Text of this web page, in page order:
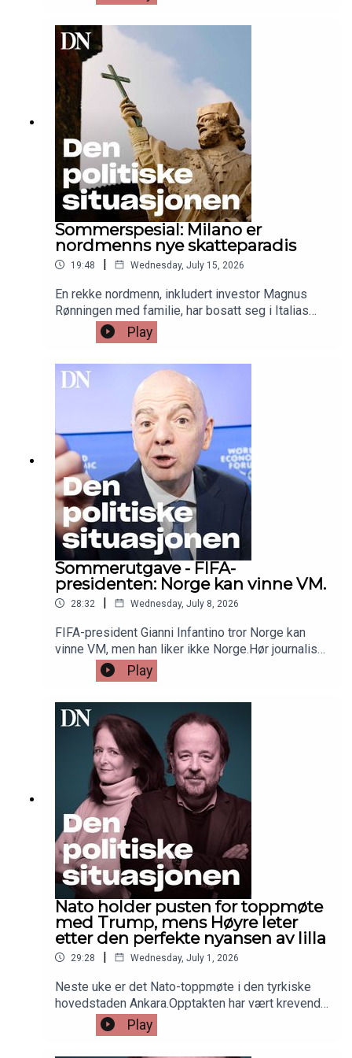
Jordheim Halvorsen fant da han overnattet i byen.
Sommerspesial: Milano er
nordmenns nye skatteparadis
19:48 | Wednesday, July 15, 2026
En rekke nordmenn, inkludert investor Magnus
Rønningen med familie, har bosatt seg i Italias
finanssentrum.– Hvis man ikke vil bo i en
sveitsisk landsby eller kjede seg i hjel i Zürich, er
journalist Regine Stokstad fortelle hvorfor.Følg
med oss videre i sommer for flere historier fra
Dagens Næringsliv.Den politiske situasjonen er
tilbake i uke 32.
Play
Sommerutgave - FIFA-
presidenten: Norge kan vinne VM.
28:32 | Wednesday, July 8, 2026
FIFA-president Gianni Infantino tror Norge kan
vinne VM, men han liker ikke Norge.Hør journalist
Lars Bache Madsen lese sin historie og intervju
med den mektige fotballpresidenten.Følg med
Næringsliv.Den politiske situasjonen er tilbake i
uke 32.
Play
Nato holder pusten for toppmøte
med Trump, mens Høyre leter
etter den perfekte nyansen av lilla
29:28 | Wednesday, July 1, 2026
Neste uke er det Nato-toppmøte i den tyrkiske
hovedstaden Ankara.Opptakten har vært krevende
med flere utfall mot europeiske Natoland fra
Donald Trump. Men Tyrkias president Erdogan kan
sitte med nøkkelen til et vellykket møte, sier DN-
Play